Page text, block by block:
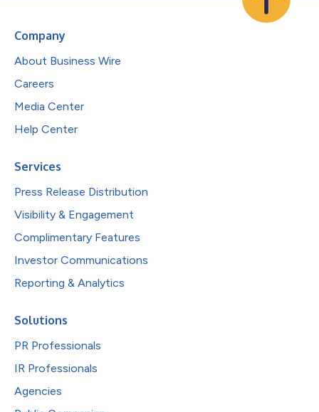
Company
About Business Wire
Careers
Media Center
Help Center
Services
Press Release Distribution
Visibility & Engagement
Complimentary Features
Investor Communications
Reporting & Analytics
Solutions
PR Professionals
IR Professionals
Agencies